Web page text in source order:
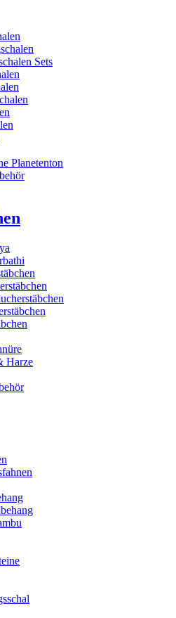
Sets
Planetenton
Harze